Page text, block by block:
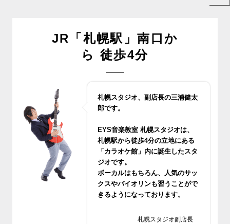
JR「札幌駅」南口か
ら 徒歩4分
札幌スタジオ、副店長の三浦健太
郎です。
EYS音楽教室 札幌スタジオは、
札幌駅から徒歩4分の立地にある
「カラオケ館」内に誕生したスタ
ジオです。
ボーカルはもちろん、人気のサッ
クスやバイオリンも習うことがで
きるようになっております。
でお気軽においでください。
札幌スタジオ副店長